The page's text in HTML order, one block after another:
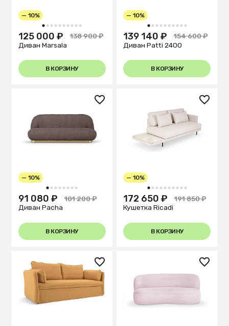
1 2 3 4 5 6 7 8 9 10
— 10%
125 000 ₽
138 900 ₽
Диван Marsala
В КОРЗИНУ
1 2 3 4 5 6 7 8 9 10
— 10%
139 140 ₽
154 600 ₽
Диван Patti 2400
В КОРЗИНУ
1 2 3 4 5 6 7 8
— 10%
91 080 ₽
101 200 ₽
Диван Pacha
В КОРЗИНУ
1 2 3 4 5 6 7 8 9 10
— 10%
172 650 ₽
191 850 ₽
Кушетка Ricadi
В КОРЗИНУ